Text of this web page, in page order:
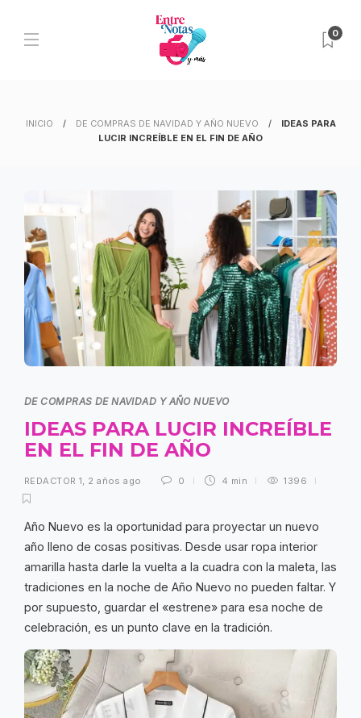
0
INICIO DE COMPRAS DE NAVIDAD Y AÑO NUEVO
IDEAS PARA
LUCIR INCREÍBLE EN EL FIN DE AÑO
DE COMPRAS DE NAVIDAD Y AÑO NUEVO
IDEAS PARA LUCIR INCREÍBLE
EN EL FIN DE AÑO
REDACTOR 1, 2 años ago 0 4 min 1396
Año Nuevo es la oportunidad para proyectar un nuevo
año lleno de cosas positivas. Desde usar ropa interior
amarilla hasta darle la vuelta a la cuadra con la maleta, las
tradiciones en la noche de Año Nuevo no pueden faltar. Y
por supuesto, guardar el «estrene» para esa noche de
celebración, es un punto clave en la tradición.